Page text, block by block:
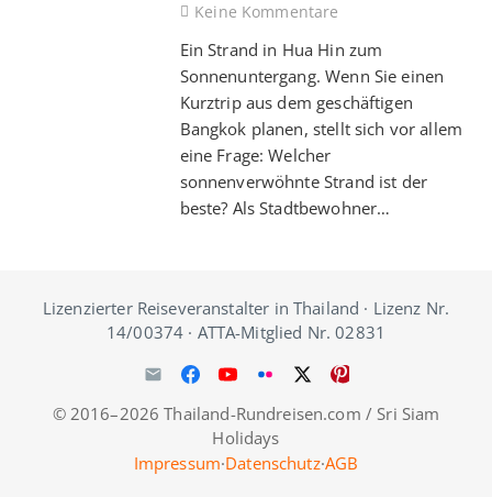
Keine Kommentare
Ein Strand in Hua Hin zum
Sonnenuntergang. Wenn Sie einen
Kurztrip aus dem geschäftigen
Bangkok planen, stellt sich vor allem
eine Frage: Welcher
sonnenverwöhnte Strand ist der
beste? Als Stadtbewohner…
Lizenzierter Reiseveranstalter in Thailand · Lizenz Nr.
14/00374 · ATTA-Mitglied Nr. 02831
© 2016–2026 Thailand-Rundreisen.com / Sri Siam
Holidays
Impressum·Datenschutz·AGB